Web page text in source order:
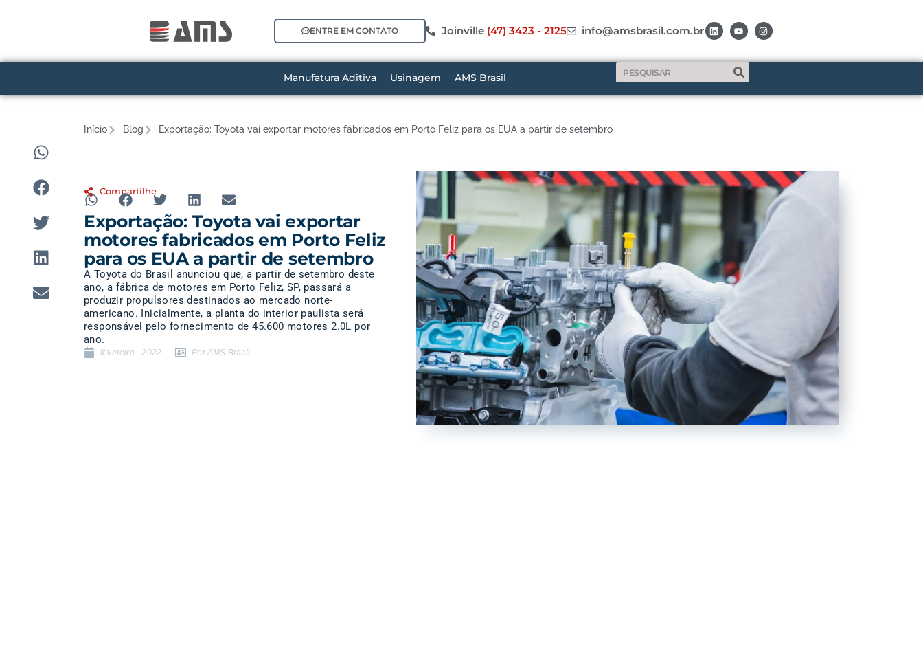
ENTRE EM CONTATO Joinville (47) 3423 - 2125 info@amsbrasil.com.br
Manufatura Aditiva Usinagem AMS Brasil
Início Blog Exportação: Toyota vai exportar motores fabricados em Porto Feliz para os EUA a partir de setembro
Compartilhe
Exportação: Toyota vai exportar
motores fabricados em Porto Feliz
para os EUA a partir de setembro
A Toyota do Brasil anunciou que, a partir de setembro deste
ano, a fábrica de motores em Porto Feliz, SP, passará a
produzir propulsores destinados ao mercado norte-
americano. Inicialmente, a planta do interior paulista será
responsável pelo fornecimento de 45.600 motores 2.0L por
ano.
fevereiro - 2022 Por AMS Brasil